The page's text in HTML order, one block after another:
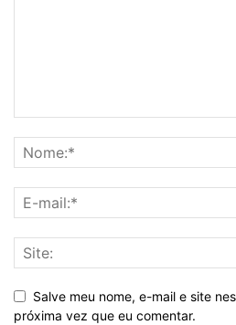
Salve meu nome, e-mail e site
próxima vez que eu comentar.